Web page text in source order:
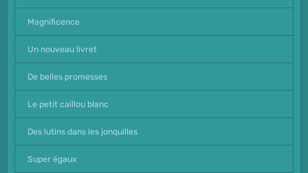
Magnificence
Un nouveau livret
De belles promesses
Le petit caillou blanc
Des lutins dans les jonquilles
Super égaux